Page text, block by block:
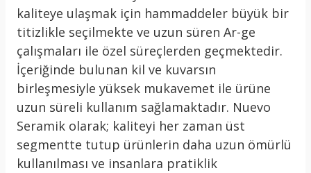
kaliteye ulaşmak için hammaddeler büyük bir
titizlikle seçilmekte ve uzun süren Ar-ge
çalışmaları ile özel süreçlerden geçmektedir.
İçeriğinde bulunan kil ve kuvarsın
birleşmesiyle yüksek mukavemet ile ürüne
uzun süreli kullanım sağlamaktadır. Nuevo
Seramik olarak; kaliteyi her zaman üst
segmentte tutup ürünlerin daha uzun ömürlü
kullanılması ve insanlara pratiklik